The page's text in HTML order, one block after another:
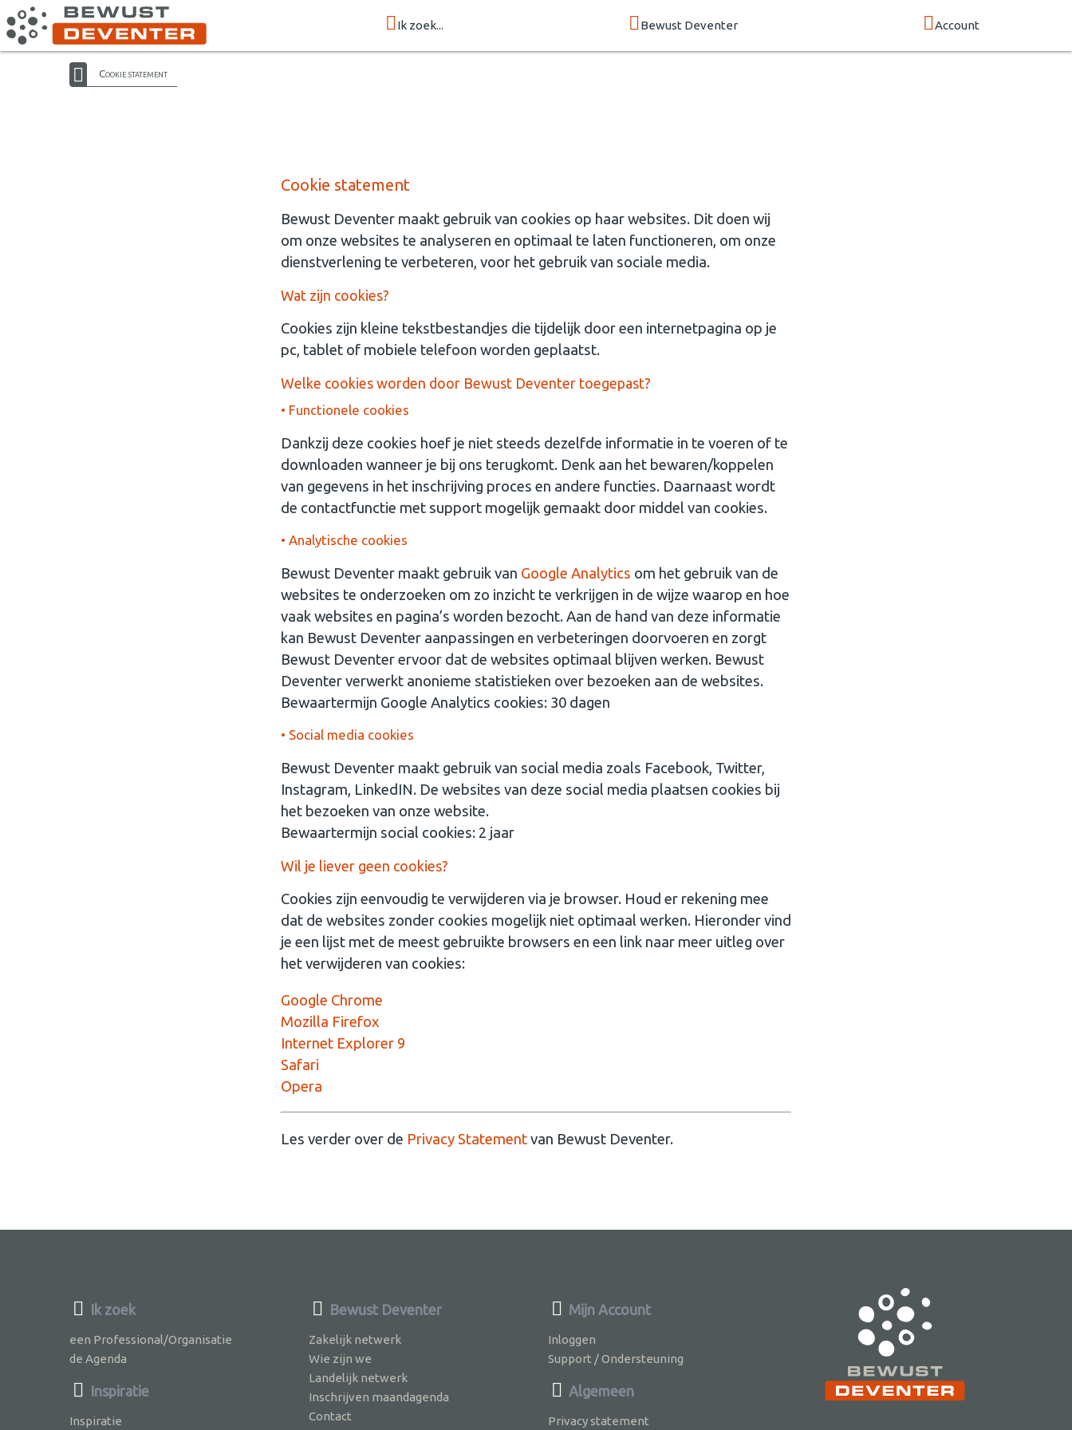
Ik zoek... Bewust Deventer Account
Cookie statement
Cookie statement
Bewust Deventer maakt gebruik van cookies op haar websites. Dit doen wij
om onze websites te analyseren en optimaal te laten functioneren, om onze
dienstverlening te verbeteren, voor het gebruik van sociale media.
Wat zijn cookies?
Cookies zijn kleine tekstbestandjes die tijdelijk door een internetpagina op je
pc, tablet of mobiele telefoon worden geplaatst.
Welke cookies worden door Bewust Deventer toegepast?
• Functionele cookies
Dankzij deze cookies hoef je niet steeds dezelfde informatie in te voeren of te
downloaden wanneer je bij ons terugkomt. Denk aan het bewaren/koppelen
van gegevens in het inschrijving proces en andere functies. Daarnaast wordt
de contactfunctie met support mogelijk gemaakt door middel van cookies.
• Analytische cookies
Bewust Deventer maakt gebruik van Google Analytics om het gebruik van de
websites te onderzoeken om zo inzicht te verkrijgen in de wijze waarop en hoe
vaak websites en pagina’s worden bezocht. Aan de hand van deze informatie
kan Bewust Deventer aanpassingen en verbeteringen doorvoeren en zorgt
Bewust Deventer ervoor dat de websites optimaal blijven werken. Bewust
Deventer verwerkt anonieme statistieken over bezoeken aan de websites.
Bewaartermijn Google Analytics cookies: 30 dagen
• Social media cookies
Bewust Deventer maakt gebruik van social media zoals Facebook, Twitter,
Instagram, LinkedIN. De websites van deze social media plaatsen cookies bij
het bezoeken van onze website.
Bewaartermijn social cookies: 2 jaar
Wil je liever geen cookies?
Cookies zijn eenvoudig te verwijderen via je browser. Houd er rekening mee
dat de websites zonder cookies mogelijk niet optimaal werken. Hieronder vind
je een lijst met de meest gebruikte browsers en een link naar meer uitleg over
het verwijderen van cookies:
Google Chrome
Mozilla Firefox
Internet Explorer 9
Safari
Opera
Les verder over de Privacy Statementvan Bewust Deventer.
Ik zoek
een Professional/Organisatie
de Agenda
Inspiratie
Inspiratie
Bewust Deventer
Zakelijk netwerk
Wie zijn we
Landelijk netwerk
Inschrijven maandagenda
Contact
Mijn Account
Inloggen
Support / Ondersteuning
Algemeen
Privacy statement